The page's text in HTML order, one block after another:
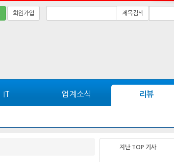
회원가입 제목검색
IT 업계소식 리뷰
지난 TOP 기사